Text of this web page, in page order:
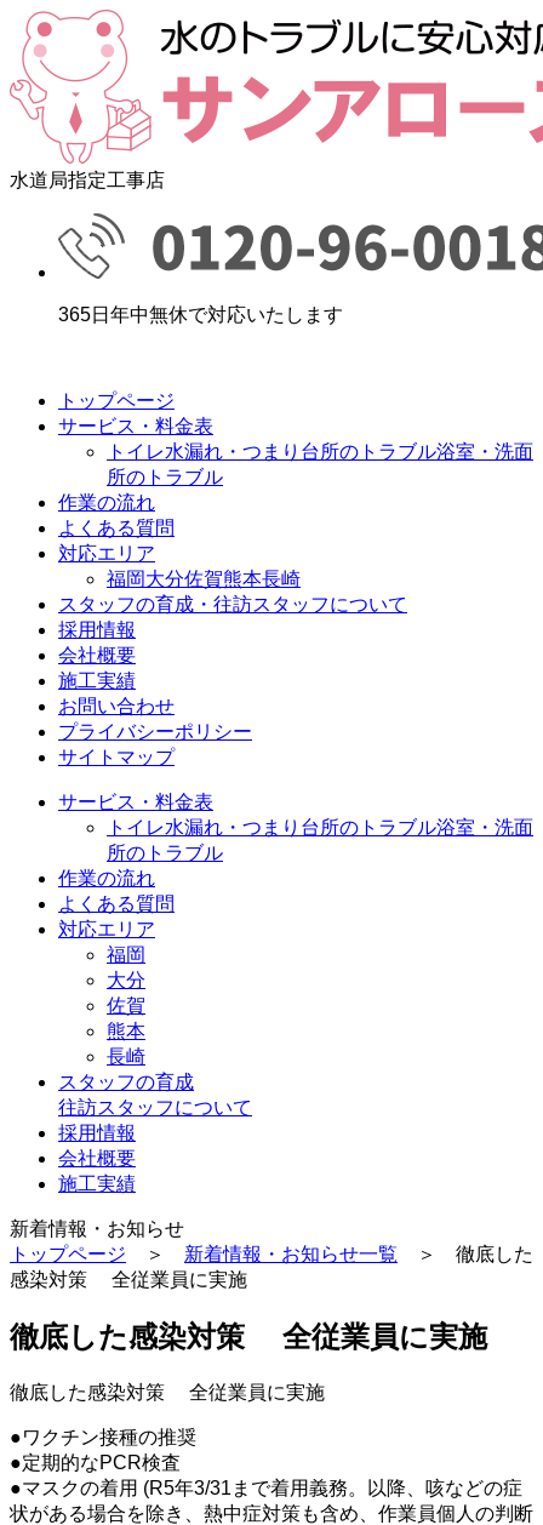
水道局指定工事店
365日年中無休で対応いたします
トップページ
サービス・料金表
トイレ水漏れ・つまり 台所のトラブル浴室・洗面
所のトラブル
作業の流れ
よくある質問
対応エリア
福岡大分佐賀熊本長崎
スタッフの育成・往訪スタッフについて
採用情報
会社概要
施工実績
お問い合わせ
プライバシーポリシー
サイトマップ
サービス・料金表
トイレ水漏れ・つまり 台所のトラブル浴室・洗面
所のトラブル
作業の流れ
よくある質問
対応エリア
福岡
大分
佐賀
熊本
長崎
スタッフの育成
往訪スタッフについて
採用情報
会社概要
施工実績
新着情報・お知らせ
トップページ ＞ 新着情報・お知らせ一覧 ＞ 徹底した
感染対策 全従業員に実施
徹底した感染対策 全従業員に実施
徹底した感染対策 全従業員に実施
●ワクチン接種の推奨
●定期的なPCR検査
●マスクの着用 (R5年3/31まで着用義務。以降、咳などの症
状がある場合を除き、熱中症対策も含め、作業員個人の判断